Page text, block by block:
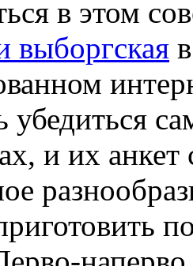
в этом
выборгская
убедиться
и их анкет